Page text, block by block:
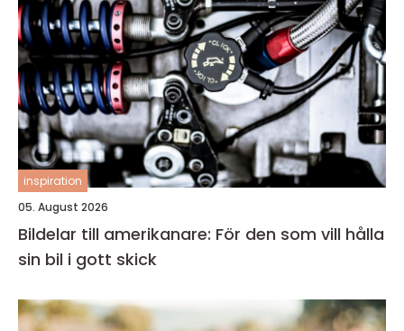
inspiration
05. August 2026
Bildelar till amerikanare: För den som vill hålla
sin bil i gott skick